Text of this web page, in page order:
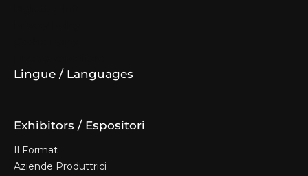
Lingue / Languages
Exhibitors / Espositori
Il Format
Aziende Produttrici